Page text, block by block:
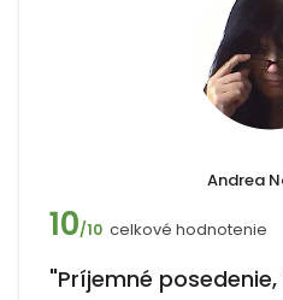
Andrea
10/10 celkové hodnotenie
"Príjemné